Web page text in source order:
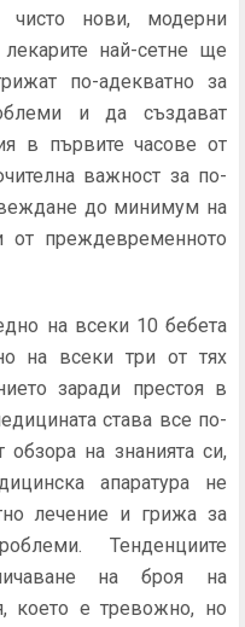
нови, модерни
най-сетне ще
по-адекватно за
и да създават
в първите часове от
важност за по-
до минимум на
от преждевременното
на всеки 10 бебета
на всеки три от тях
заради престоя в
става все по-
на знанията си,
апаратура не
лечение и грижа за
Тенденциите
на броя на
което е тревожно, но